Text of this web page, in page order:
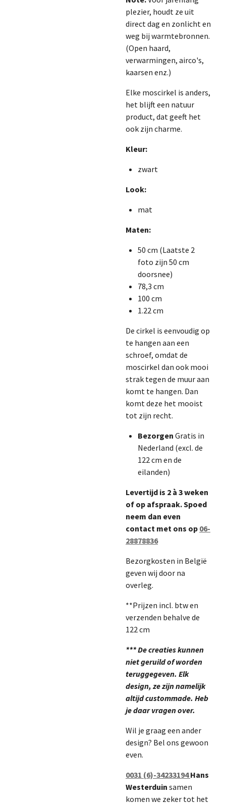
plezier, houdt ze uit
direct dag en zonlicht en
weg bij warmtebronnen.
(Open haard,
verwarmingen, airco's,
kaarsen enz.)
Elke moscirkel is anders,
het blijft een natuur
product, dat geeft het
ook zijn charme.
Kleur:
zwart
Look:
mat
Maten:
50 cm (Laatste 2
foto zijn 50 cm
doorsnee)
78,3 cm
100 cm
1.22 cm
De cirkel is eenvoudig op
te hangen aan een
schroef, omdat de
moscirkel dan ook mooi
strak tegen de muur aan
komt te hangen. Dan
komt deze het mooist
tot zijn recht.
Bezorgen Gratis in
Nederland (excl. de
122 cm en de
eilanden)
Levertijd is 2 à 3 weken
of op afspraak. Spoed
neem dan even
contact met ons op 06-
28878836
Bezorgkosten in België
geven wij door na
overleg.
**Prijzen incl. btw en
verzenden behalve de
122 cm
*** De creaties kunnen
niet geruild of worden
teruggegeven. Elk
design, ze zijn namelijk
altijd custommade. Heb
je daar vragen over.
Wil je graag een ander
design? Bel ons gewoon
even.
0031 (6)-34233194Hans
Westerduin samen
komen we zeker tot het